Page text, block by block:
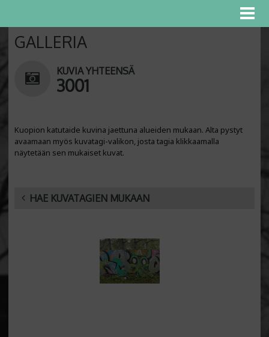
GALLERIA
KUVIA YHTEENSÄ
3001
Kuopion katutaide kuvina jaettuna alueiden mukaan. Alta pystyt
avaamaan myös kuvatagi-valikon, josta tagia klikkaamalla
näytetään sen mukaiset kuvat.
HAE KUVATAGIEN MUKAAN